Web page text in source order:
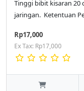
Tinggi bibit kisaran 20
jaringan. Ketentuan
Rp17,000
Ex Tax: Rp17,000